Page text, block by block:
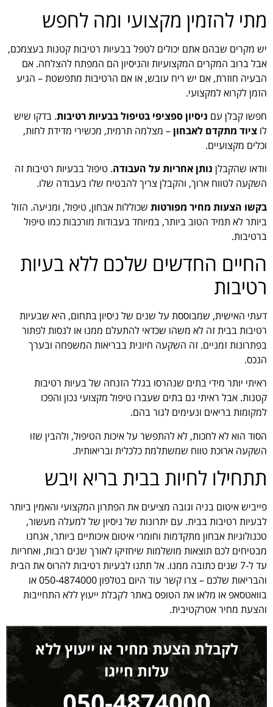
מתי להזמין מקצועי ומה לחפש
יש מקרים שבהם אתם יכולים לטפל בבעיות רטיבות קטנות בעצמכם,
אבל ברוב המקרים המקצועיות והניסיון הם המפתח להצלחה. אם
הבעיה חוזרת, אם יש ריח עובש, או אם הרטיבות מתפשטת – הגיע
הזמן לקרוא למקצועי.
חפשו קבלן עם ניסיון ספציפי בטיפול בבעיות רטיבות. בדקו שיש
לו ציוד מתקדם לאבחון– מצלמה תרמית, מכשירי מדידת לחות,
וכלים מקצועיים.
וודאו שהקבלן נותן אחריות על העבודה. טיפול בבעיות רטיבות זה
השקעה לטווח ארוך, והקבלן צריך להבטיח שלו בעבודה שלו.
בקשו הצעות מחיר מפורטות שכוללות אבחון, טיפול, ומניעה. הזול
ביותר לא תמיד הטוב ביותר, במיוחד בעבודות מורכבות כמו טיפול
ברטיבות.
החיים החדשים שלכם ללא בעיות
רטיבות
דעתי האישית, שמבוססת על שנים של ניסיון בתחום, היא שבעיות
רטיבות בבית זה לא משהו שכדאי להתעלם ממנו או לנסות לפתור
בפתרונות זמניים. זה השקעה חיונית בבריאות המשפחה ובערך
הנכס.
ראיתי יותר מידי בתים שנהרסו בגלל הזנחה של בעיות רטיבות
קטנות. אבל ראיתי גם בתים שעברו טיפול מקצועי נכון והפכו
למקומות בריאים ונעימים לגור בהם.
הסוד הוא לא לחכות, לא להתפשר על איכות הטיפול, ולהבין שזו
השקעה ארוכת טווח שמשתלמת כלכלית ובריאותית.
תתחילו לחיות בבית בריא ויבש
פייביש איטום בניה וגובה מציעים את הפתרון המקצועי והאמין ביותר
לבעיות רטיבות בבית. עם יתרונות של ניסיון של למעלה מעשור,
טכנולוגיות אבחון מתקדמות וחומרי איטום איכותיים ביותר, אנחנו
מבטיחים לכם תוצאות מושלמות שיחזיקו לאורך שנים רבות, ואחריות
עד ל-7 שנים כתובה ממנו. אל תתנו לבעיות רטיבות להרוס את הבית
והבריאות שלכם – צרו קשר עוד היום בטלפון 050-4874000 או
בוואטסאפ או מלאו את הטופס באתר לקבלת ייעוץ ללא התחייבות
והצעת מחיר אטרקטיבית.
לקבלת הצעת מחיר או ייעוץ ללא
עלות חייגו